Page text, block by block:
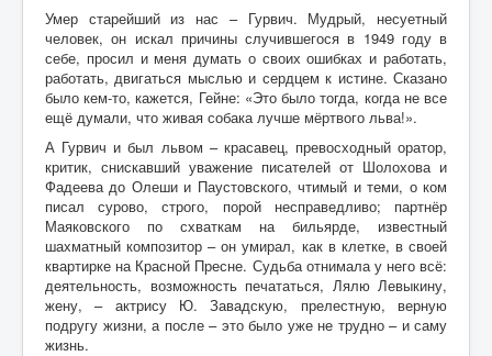
Умер старейший из нас – Гурвич. Мудрый, несуетный
человек, он искал причины случившегося в 1949 году в
себе, просил и меня думать о своих ошибках и работать,
работать, двигаться мыслью и сердцем к истине. Сказано
было кем-то, кажется, Гейне: «Это было тогда, когда не все
ещё думали, что живая собака лучше мёртвого льва!».
А Гурвич и был львом – красавец, превосходный оратор,
критик, снискавший уважение писателей от Шолохова и
Фадеева до Олеши и Паустовского, чтимый и теми, о ком
писал сурово, строго, порой несправедливо; партнёр
Маяковского по схваткам на бильярде, известный
шахматный композитор – он умирал, как в клетке, в своей
квартирке на Красной Пресне. Судьба отнимала у него всё:
деятельность, возможность печататься, Лялю Левыкину,
жену, – актрису Ю. Завадскую, прелестную, верную
подругу жизни, а после – это было уже не трудно – и саму
жизнь.